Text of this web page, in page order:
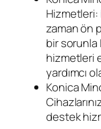
zaman ön
bir sorunla
hizmetleri
yardımcı
Konica
destek